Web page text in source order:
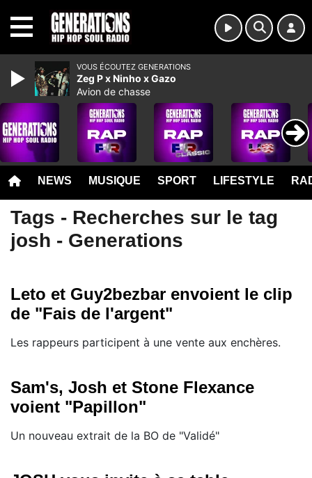
NEWS MUSIQUE SPORT LIFESTYLE
Tags - Recherches sur le tag
josh - Generations
Leto et Guy2bezbar envoient le clip
de "Fais de l'argent"
Les rappeurs participent à une vente aux enchères.
Sam's, Josh et Stone Flexance
voient "Papillon"
Un nouveau extrait de la BO de "Validé"
VOUS ÉCOUTEZ GENERATIONS
Zeg P x Ninho x Gazo
Avion de chasse